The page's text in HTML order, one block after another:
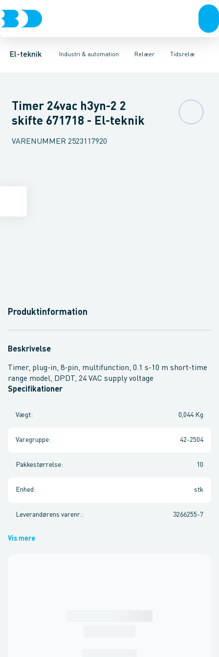
El-teknik Industri & automation
Afbrydere, stikkontakter & lampeudtagForgreningsmateriel
Relæer
Industristiksystemer Frekvensomformere og softstartere
Tidsrelæ
TidsrelæTemperaturovervågningsrelæ
Timer 24vac h3yn-2 2
skifte 671718 - El-teknik
VARENUMMER 2523117920
Produktinformation
Beskrivelse
Timer, plug-in, 8-pin, multifunction, 0.1 s-10 m short-time
range model, DPDT, 24 VAC supply voltage
Specifikationer
Vægt: 0,044 Kg
Varegruppe: 42-2504
Pakkestørrelse: 10
Enhed : stk
Leverandørens varenr. : 3266255-7
Vis mere